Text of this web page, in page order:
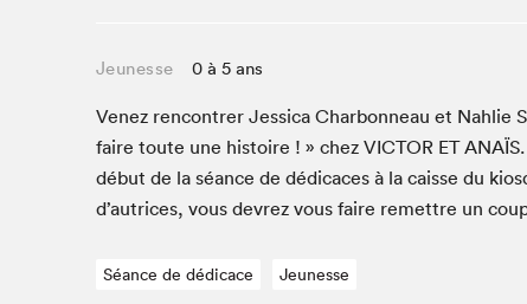
de Montréal
Louisiane enracinée et branchée
Mur des illustrateur·rice·s
SLM PRO
Jeunesse 0 à 5 ans
Venez ren­con­tr­er Jes­si­ca Char­bon­neau et Nahlie
faire toute une his­toire ! » chez VIC­TOR ET ANAÏS
début de la séance de dédi­caces à la caisse du
d’autrices, vous devrez vous faire remet­tre un
Séance de dédicace Jeunesse